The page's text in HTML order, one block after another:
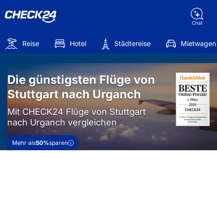
Chat
Reise Hotel Städtereise Mietwagen
Die günstigsten Flüge von
Stuttgart nach Urganch
Mit CHECK24 Flüge von Stuttgart
nach Urganch vergleichen
Mehr als50%sparen